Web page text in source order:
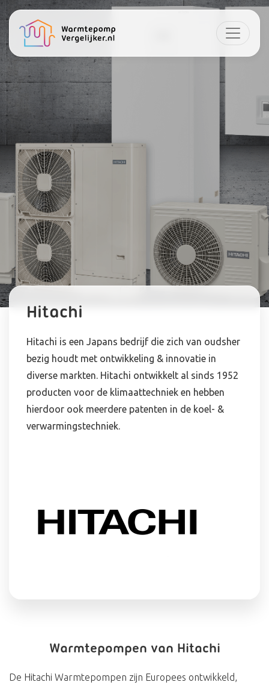
Hitachi
Hitachi is een Japans bedrijf die zich van oudsher
bezig houdt met ontwikkeling & innovatie in
diverse markten. Hitachi ontwikkelt al sinds 1952
producten voor de klimaattechniek en hebben
hierdoor ook meerdere patenten in de koel- &
verwarmingstechniek.
Warmtepompen van Hitachi
De Hitachi Warmtepompen zijn Europees ontwikkeld,